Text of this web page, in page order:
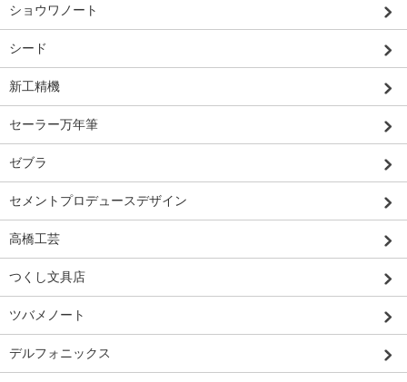
ショウワノート
シード
新工精機
セーラー万年筆
ゼブラ
セメントプロデュースデザイン
高橋工芸
つくし文具店
ツバメノート
デルフォニックス